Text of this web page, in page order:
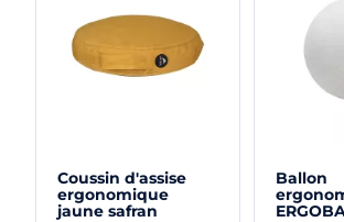
Coussin d'assise
ergonomique
jaune safran
Ballon